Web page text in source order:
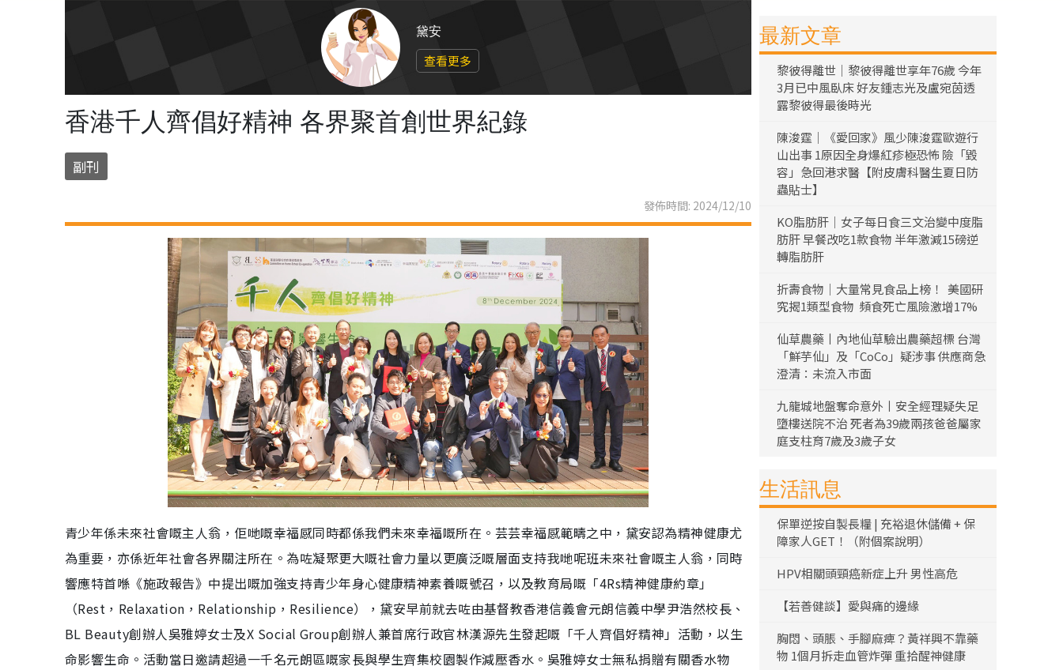
黛安
查看更多
香港千人齊倡好精神 各界聚首創世界紀錄
副刊
發佈時間: 2024/12/10
青少年係未來社會嘅主人翁，佢哋嘅幸福感同時都係我們未來幸福嘅所在。芸芸幸福感範疇之中，黛安認為精神健康尤
為重要，亦係近年社會各界關注所在。為咗凝聚更大嘅社會力量以更廣泛嘅層面支持我哋呢班未來社會嘅主人翁，同時
響應特首喺《施政報告》中提出嘅加強支持青少年身心健康精神素養嘅號召，以及教育局嘅「4Rs精神健康約章」
（Rest，Relaxation，Relationship，Resilience），黛安早前就去咗由基督教香港信義會元朗信義中學尹浩然校長、
BL Beauty創辦人吳雅婷女士及X Social Group創辦人兼首席行政官林漢源先生發起嘅「千人齊倡好精神」活動，以生
命影響生命。活動當日邀請超過一千名元朗區嘅家長與學生齊集校園製作減壓香水。吳雅婷女士無私捐贈有關香水物
最新文章
黎彼得離世｜黎彼得離世享年76歲 今年
3月已中風臥床 好友鍾志光及盧宛茵透
露黎彼得最後時光
陳浚霆｜《愛回家》風少陳浚霆歐遊行
山出事 1原因全身爆紅疹極恐怖 險「毀
容」急回港求醫【附皮膚科醫生夏日防
蟲貼士】
KO脂肪肝｜女子每日食三文治變中度脂
肪肝 早餐改吃1款食物 半年激減15磅逆
轉脂肪肝
折壽食物｜大量常見食品上榜！ 美國研
究揭1類型食物 頻食死亡風險激增17%
仙草農藥丨內地仙草驗出農藥超標 台灣
「鮮芋仙」及「CoCo」疑涉事 供應商急
澄清：未流入市面
九龍城地盤奪命意外丨安全經理疑失足
墮樓送院不治 死者為39歲兩孩爸爸屬家
庭支柱育7歲及3歲子女
生活訊息
保單逆按自製長糧 | 充裕退休儲備 + 保
障家人GET！（附個案說明）
HPV相關頭頸癌新症上升 男性高危
【若善健談】愛與痛的邊緣
胸悶、頭脹、手腳麻痺？黃祥興不靠藥
物 1個月拆走血管炸彈 重拾醒神健康